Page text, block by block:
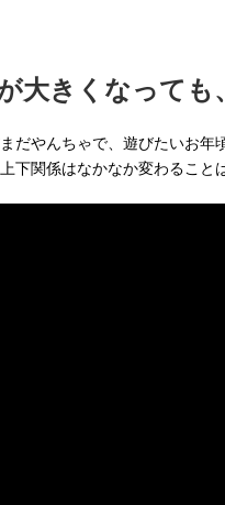
大きくなっても
だやんちゃで、遊びたいお
下関係はなかなか変わること